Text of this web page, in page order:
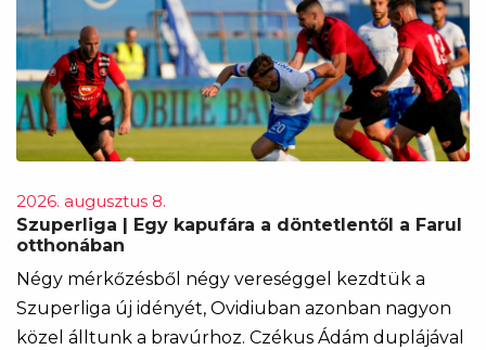
2026. augusztus 8.
Szuperliga | Egy kapufára a döntetlentől a Farul
otthonában
Négy mérkőzésből négy vereséggel kezdtük a
Szuperliga új idényét, Ovidiuban azonban nagyon
közel álltunk a bravúrhoz. Czékus Ádám duplájával